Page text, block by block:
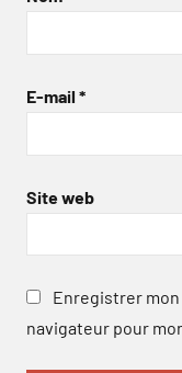
E-mail *
Site web
Enregistrer mon
navigateur pour